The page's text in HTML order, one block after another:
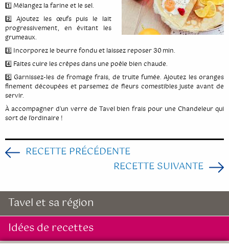
Cinquième édition
Quatrième édition
Troisième édition
Seconde édition
Première édition
1️⃣ Mélangez la farine et le sel.
2️⃣ Ajoutez les œufs puis le lait
progressivement, en évitant les
grumeaux.
3️⃣ Incorporez le beurre fondu et laissez reposer 30 min.
4️⃣ Faites cuire les crêpes dans une poêle bien chaude.
5️⃣ Garnissez-les de fromage frais, de truite fumée. Ajoutez les oranges
finement découpées et parsemez de fleurs comestibles juste avant de
servir.
À accompagner d'un verre de Tavel bien frais pour une Chandeleur qui
sort de l’ordinaire !
RECETTE PRÉCÉDENTE
RECETTE SUIVANTE
Tavel et sa région
Idées de recettes